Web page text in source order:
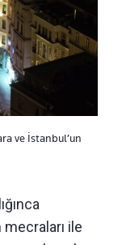
ve İstanbul’un
ile